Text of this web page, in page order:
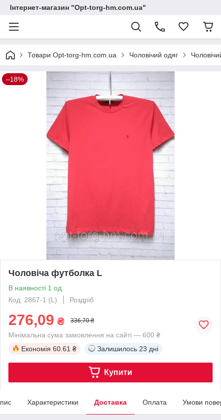
Інтернет-магазин "Opt-torg-hm.com.ua"
Товари Opt-torg-hm.com.ua Чоловічий одяг
–18%
Чоловіча футболка L
В наявності 1 од.
Код: 2867-1 (L)
Роздріб
276,09 ₴ 336,70 ₴
Мінімальна сума замовлення на сайті — 600 ₴
Економія 60.61 ₴ Залишилось 23 дні
Купити
Характеристики Доставка Оплата Умови